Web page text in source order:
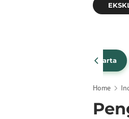
Persija Jakarta
Home